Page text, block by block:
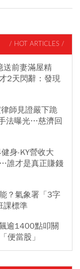
/ HOT ARTICLES /
送前妻滿屋精
2天閃辭：發現
師見證嚴下跪
法曝光…慈濟回
身-KY營收大
誰才是真正賺錢
？氣象署「3字
課標準
逾1400點叩關
便當股」